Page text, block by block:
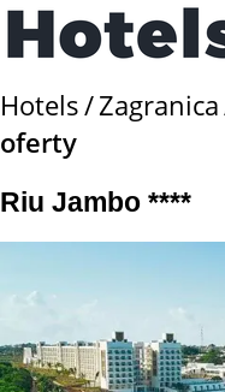
Hotels Zagranica
oferty
Riu Jambo ****